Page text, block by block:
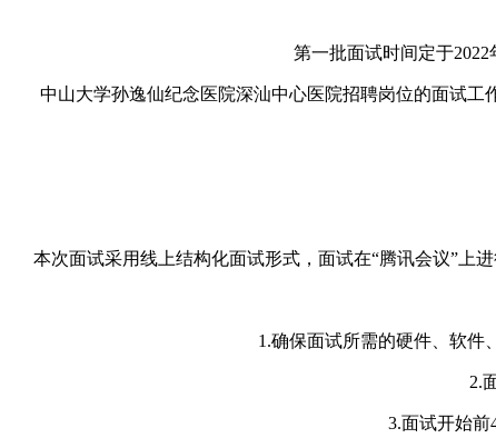
第一批面试时间定于2022
中山大学孙逸仙纪念医院深汕中心医院招聘岗位的面试工
本次面试采用线上结构化面试形式，面试在“腾讯会议”上
1.确保面试所需的硬件、软件
2.
3.面试开始前